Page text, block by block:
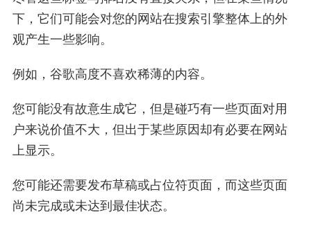
下，它们可能会对您的网站在搜索引擎整体上的外
观产生一些影响。
例如，谷歌高度不喜欢稀薄的内容。
您可能没有故意生成它，但是碰巧有一些页面对用
户来说价值不大，但出于某些原因却有必要在网站
上显示。
您可能还需要发布草稿或占位符页面，而这些页面
尚未完成或未达到最佳状态。